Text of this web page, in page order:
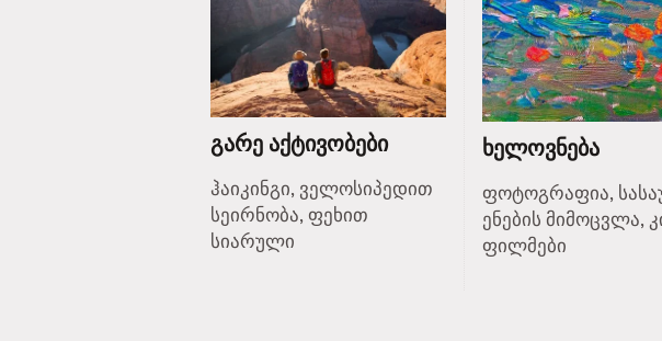
გარე აქტივობები
ჰაიკინგი, ველოსიპედით
სეირნობა, ფეხით
სიარული
ხელოვნება
ფოტოგრაფია,
ენების მიმოცვლა,
ფილმები